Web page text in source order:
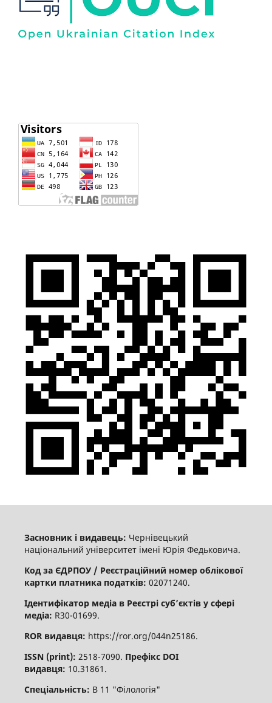
Засновник і видавець: Чернівецький
національний університет імені Юрія Федьковича.
Код за ЄДРПОУ / Реєстраційний номер облікової
картки платника податків: 02071240.
Ідентифікатор медіа в Реєстрі суб’єктів у сфері
медіа: R30-01699.
ROR видавця: https://ror.org/044n25186.
ISSN (print): 2518-7090. Префікс DOI
видавця: 10.31861.
Спеціальність: В 11 "Філологія"